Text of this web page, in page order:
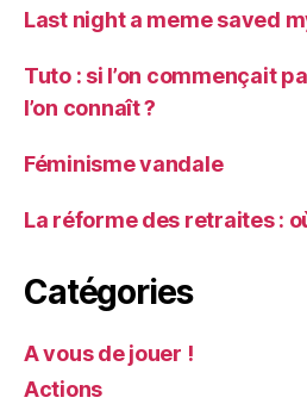
Last night a meme saved
Tuto : si l’on commençait
l’on connaît ?
Féminisme vandale
La réforme des retraites :
Catégories
A vous de jouer !
Actions